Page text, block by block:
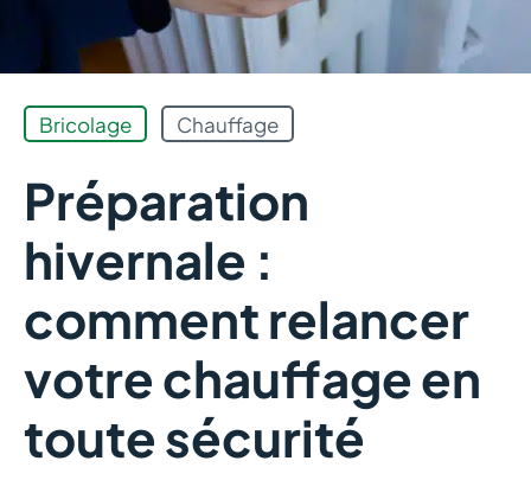
Bricolage Chauffage
Préparation
hivernale :
comment relancer
votre chauffage en
toute sécurité